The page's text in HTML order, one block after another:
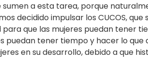
a esta tarea, porque
decidido impulsar los CUCOS, que
que las mujeres puedan tener
tener tiempo y hacer lo que
en su desarrollo, debido a que